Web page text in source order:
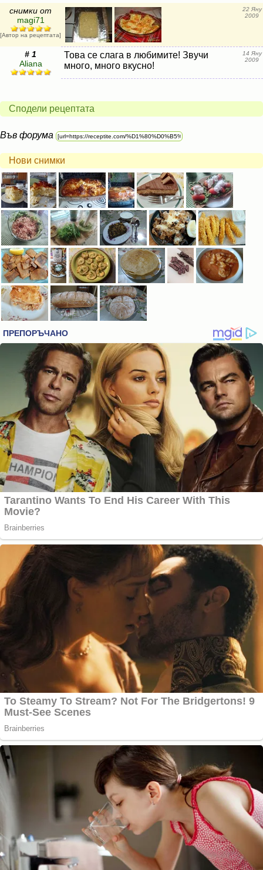
снимки от
magi71
[Автор на рецептата]
22 Яну
2009
# 1
Aliana
Това се слага в любимите! Звучи
много, много вкусно!
14 Яну
2009
Сподели рецептата
Във форума
Нови снимки